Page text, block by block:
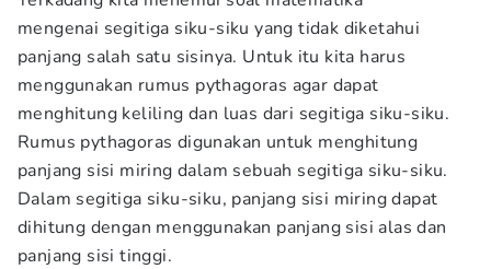
mengenai segitiga siku-siku yang tidak diketahui
panjang salah satu sisinya. Untuk itu kita harus
menggunakan rumus pythagoras agar dapat
menghitung keliling dan luas dari segitiga siku-siku.
Rumus pythagoras digunakan untuk menghitung
panjang sisi miring dalam sebuah segitiga siku-siku.
Dalam segitiga siku-siku, panjang sisi miring dapat
dihitung dengan menggunakan panjang sisi alas dan
panjang sisi tinggi.